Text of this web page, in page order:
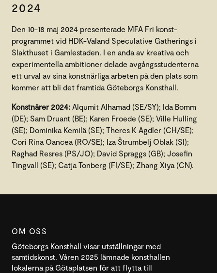
2024
Den 10-18 maj 2024 presenterade MFA Fri konst-
programmet vid HDK-Valand Speculative Gatherings i
Slakthuset i Gamlestaden. I en anda av kreativa och
experimentella ambitioner delade avgångsstudenterna
ett urval av sina konstnärliga arbeten på den plats som
kommer att bli det framtida Göteborgs Konsthall.
Konstnärer 2024: Alqumit Alhamad (SE/SY); Ida Bomm
(DE); Sam Druant (BE); Karen Froede (SE); Ville Hulling
(SE); Dominika Kemilä (SE); Theres K Agdler (CH/SE);
Cori Rina Oancea (RO/SE); Iza Štrumbelj Oblak (SI);
Raghad Resres (PS/JO); David Spraggs (GB); Josefin
Tingvall (SE); Catja Tonberg (FI/SE); Zhang Xiya (CN).
OM OSS
Göteborgs Konsthall visar utställningar med
samtidskonst. Våren 2025 lämnade konsthallen
lokalerna på Götaplatsen för att flytta till